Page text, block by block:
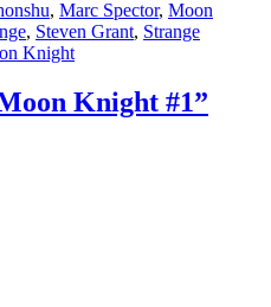
, Marc Spector, Moon
, Steven Grant, Strange
Knight
Knight #1”